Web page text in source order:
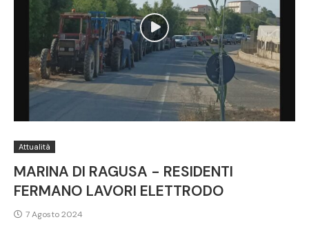
Attualità
MARINA DI RAGUSA - RESIDENTI
FERMANO LAVORI ELETTRODO
7 Agosto 2024